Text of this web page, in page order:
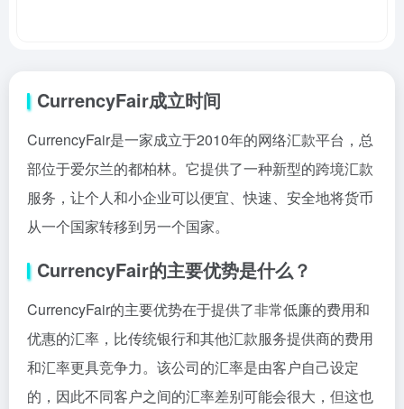
CurrencyFair成立时间
CurrencyFair是一家成立于2010年的网络汇款平台，总
部位于爱尔兰的都柏林。它提供了一种新型的跨境汇款
服务，让个人和小企业可以便宜、快速、安全地将货币
从一个国家转移到另一个国家。
CurrencyFair的主要优势是什么？
CurrencyFair的主要优势在于提供了非常低廉的费用和
优惠的汇率，比传统银行和其他汇款服务提供商的费用
和汇率更具竞争力。该公司的汇率是由客户自己设定
的，因此不同客户之间的汇率差别可能会很大，但这也